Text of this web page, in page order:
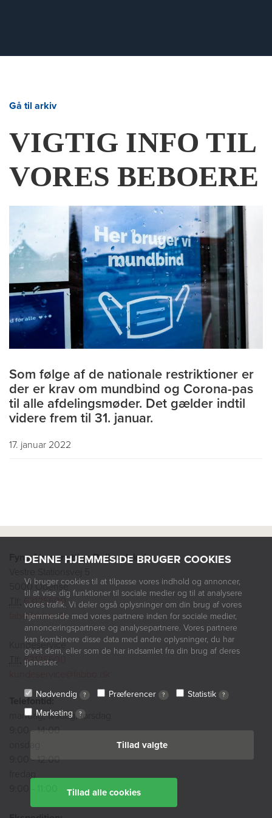
DENNE HJEMMESIDE BRUGER COOKIES
Vi bruger cookies til at tilpasse vores indhold og annoncer,
til at vise dig funktioner til sociale medier og til at analysere
vores trafik. Vi deler også oplysninger om din brug af vores
hjemmeside med vores partnere inden for sociale medier,
annonceringspartnere og analysepartnere. Vores partnere
kan kombinere disse data med andre oplysninger, du har
givet dem, eller som de har indsamlet fra din brug af deres
tjenester.
Nødvendig ? Præferencer ? Statistik ?
Marketing ?
Tillad valgte
Tillad alle cookies
Gå til arkiv
VIGTIG INFO TIL
VORES BEBOERE
Som følge af de nationale restriktioner er
der er krav om mundbind og Corona-pas
til alle afdelingsmøder. Det gælder indtil
videre frem til 31. januar.
17. januar 2022
Fyns Almennyttige Boligselskab
5000 Odense
63125600
fab@fabbo.dk
Kundeservice
63125600
Telefontid:
mandag, tirsdag, torsdag
9:00 - 14:00
9:00 - 12:00